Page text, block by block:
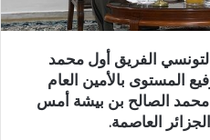
الفريق أول محمد
المستوى بالأمين العام
محمد الصالح بن بيشة أمس
العاصمة.